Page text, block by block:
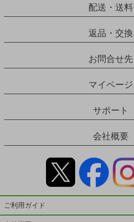
配送・送料
返品・交換
お問合せ先
マイページ
サポート
会社概要
ご利用ガイド